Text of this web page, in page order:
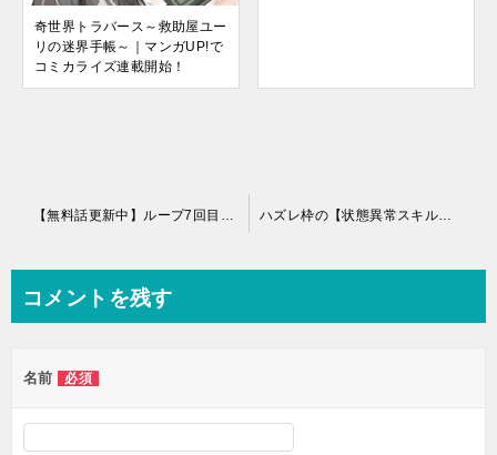
奇世界トラバース～救助屋ユー
リの迷界手帳～｜マンガUP!で
コミカライズ連載開始！
ビ
ー
シ
【無料話更新中】ループ7回目の悪役令嬢は、元敵国で自由気ままな花嫁生活を満喫する｜コミックガルド＋で基本無料連載中！ ハズレ枠の【状態異常スキル】で最強になった俺がすべてを蹂躙するまで｜最新刊第6巻！コミックガルド＋で基本無料連載中！
コメントを残す
名前 必須